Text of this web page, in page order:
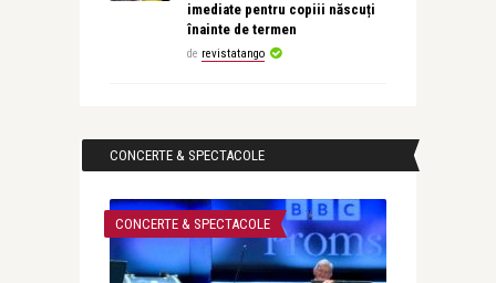
imediate pentru copiii născuți
înainte de termen
de revistatango
CONCERTE & SPECTACOLE
CONCERTE & SPECTACOLE